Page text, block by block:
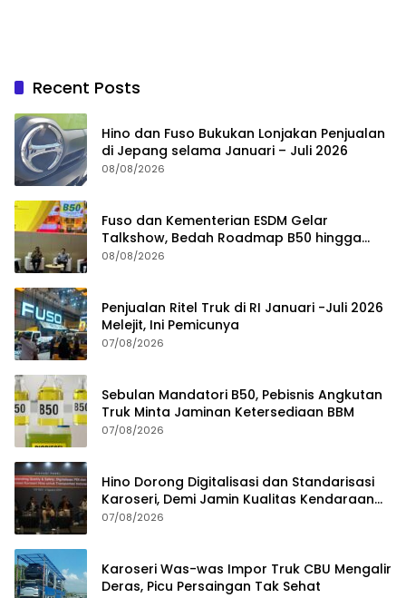
Recent Posts
Hino dan Fuso Bukukan Lonjakan Penjualan
di Jepang selama Januari – Juli 2026
08/08/2026
Fuso dan Kementerian ESDM Gelar
Talkshow, Bedah Roadmap B50 hingga
Dampaknya
08/08/2026
Penjualan Ritel Truk di RI Januari -Juli 2026
Melejit, Ini Pemicunya
07/08/2026
Sebulan Mandatori B50, Pebisnis Angkutan
Truk Minta Jaminan Ketersediaan BBM
07/08/2026
Hino Dorong Digitalisasi dan Standarisasi
Karoseri, Demi Jamin Kualitas Kendaraan
Pelanggan
07/08/2026
Karoseri Was-was Impor Truk CBU Mengalir
Deras, Picu Persaingan Tak Sehat